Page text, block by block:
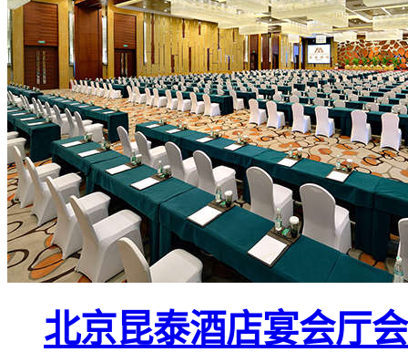
北京昆泰酒店宴会厅